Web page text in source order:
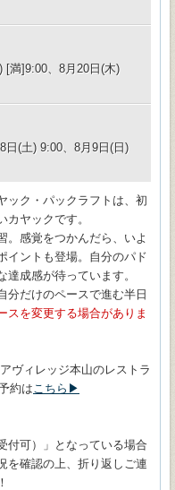
[満]9:00、8月20日(木)
日(土) 9:00、8月9日(日)
ック・パックラフトは、初
ヤックです。
。感覚をつかんだら、いよ
イントも登場。自分のパド
成感が待っています。
分だけのペースで進む半日
スを変更する場合がありま
ヴィレッジ本山のレストラ
約はこちら▶
付可）」となっている場合
を確認の上、折り返しご連